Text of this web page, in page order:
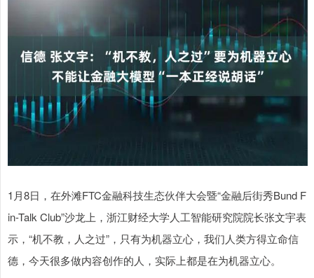
1月8日，在外滩FTC金融科技生态伙伴大会暨“金融后街秀Bund F
in-Talk Club”沙龙上，浙江财经大学人工智能研究院院长张文宇表
示，“机不教，人之过”，只有为机器立心，我们人类方得立命信
德，今天很多做内容创作的人，实际上都是在为机器立心。